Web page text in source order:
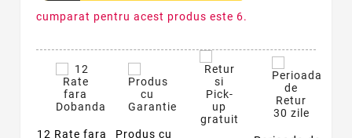
cumparat pentru acest produs este 6.
12 Rate fara
Produs cu